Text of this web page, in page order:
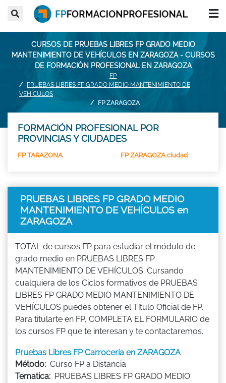
CURSOS DE PRUEBAS LIBRES FP GRADO MEDIO
MANTENIMIENTO DE VEHÍCULOS EN ZARAGOZA - CURSOS
DE FORMACIÓN PROFESIONAL EN ZARAGOZA
FP
PRUEBAS LIBRES FP GRADO MEDIO MANTENIMIENTO DE
VEHÍCULOS
FP ZARAGOZA
FORMACIÓN PROFESIONAL POR
PROVINCIAS Y CIUDADES
FP TARAZONA FP ZARAGOZA ciudad
PRUEBAS LIBRES FP GRADO MEDIO
MANTENIMIENTO DE VEHÍCULOS en
ZARAGOZA
TOTAL de cursos FP para estudiar el módulo de
grado medio en PRUEBAS LIBRES FP
MANTENIMIENTO DE VEHÍCULOS. Cursando
cualquiera de los Ciclos formativos de PRUEBAS
LIBRES FP GRADO MEDIO MANTENIMIENTO DE
VEHÍCULOS puedes obtener el Título Oficial de FP.
Para titularte en FP, COMPLETA EL FORMULARIO de
los cursos FP que te interesan y te contactaremos.
Pruebas Libres FP Carrocería en ZARAGOZA
Método: Curso FP a Distancia
Tematica: PRUEBAS LIBRES FP GRADO MEDIO